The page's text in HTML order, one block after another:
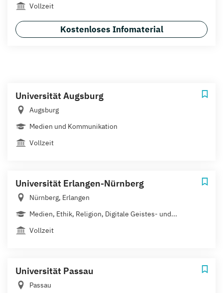
Vollzeit
Kostenloses Infomaterial
Universität Augsburg
Augsburg
Medien und Kommunikation
Vollzeit
Universität Erlangen-Nürnberg
Nürnberg, Erlangen
Medien, Ethik, Religion, Digitale Geistes- und...
Vollzeit
Universität Passau
Passau